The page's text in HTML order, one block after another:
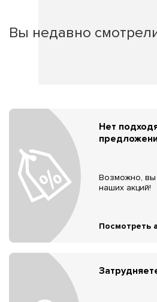
Вы недавно
Нет
Возможно, вы
наших акций!
Посмотреть